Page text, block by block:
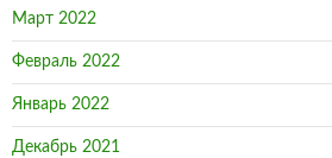
Март 2022
Февраль 2022
Январь 2022
Декабрь 2021